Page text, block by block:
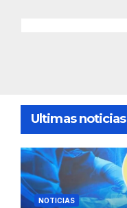
Ultimas noticias
NOTICIAS